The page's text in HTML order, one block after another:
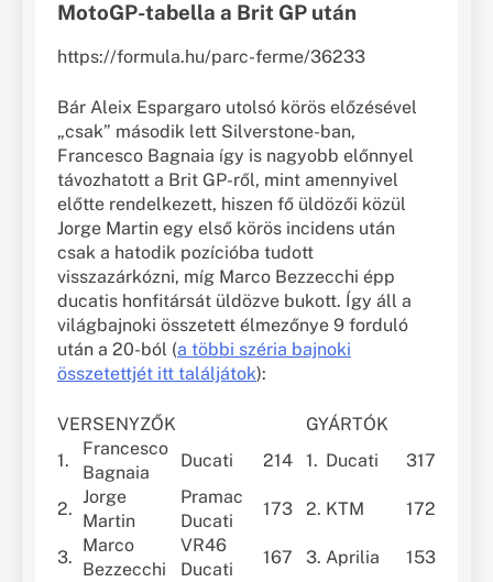
MotoGP-tabella a Brit GP után
https://formula.hu/parc-ferme/36233
Bár Aleix Espargaro utolsó körös előzésével
„csak” második lett Silverstone-ban,
Francesco Bagnaia így is nagyobb előnnyel
távozhatott a Brit GP-ről, mint amennyivel
előtte rendelkezett, hiszen fő üldözői közül
Jorge Martin egy első körös incidens után
csak a hatodik pozícióba tudott
visszazárkózni, míg Marco Bezzecchi épp
ducatis honfitársát üldözve bukott. Így áll a
világbajnoki összetett élmezőnye 9 forduló
után a 20-ból (a többi széria bajnoki
összetettjét itt találjátok):
VERSENYZŐK
GYÁRTÓK
1.
Francesco
Bagnaia
Ducati 214 1. Ducati 317
2.
Jorge
Martin
Pramac
Ducati
173 2. KTM 172
3.
Marco
Bezzecchi
VR46
Ducati
167 3. Aprilia
153